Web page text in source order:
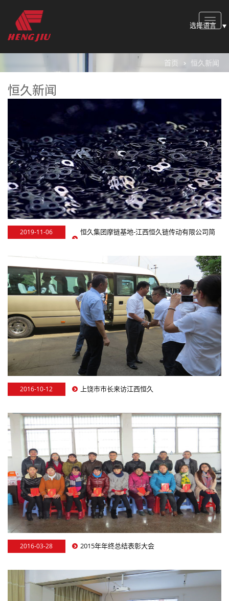
Toggle
选择语言
首页 恒久新闻
恒久新闻
2019-11-06
恒久集团摩链基地-江西恒久链传动有限公司简
2016-10-12 上饶市市长来访江西恒久
2016-03-28 2015年年终总结表彰大会